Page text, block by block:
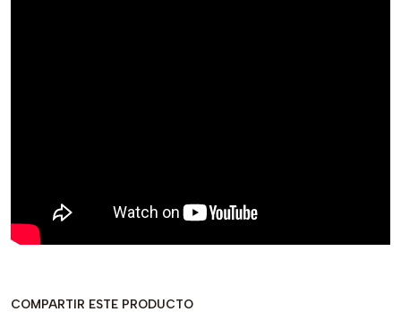
COMPARTIR ESTE PRODUCTO